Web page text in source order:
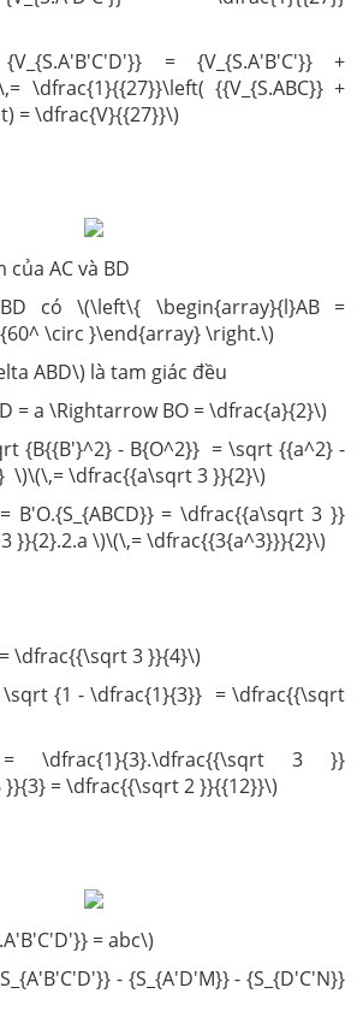
= {V_{S.A'B'C'}} +
\dfrac{1}{{27}}\left( {{V_{S.ABC}} +
= \dfrac{V}{{27}}\)
của AC và BD
có \(\left\{ \begin{array}{l}AB =
\circ }\end{array} \right.\)
ABD\) là tam giác đều
= a \Rightarrow BO = \dfrac{a}{2}\)
{B{{B'}^2} - B{O^2}} = \sqrt {{a^2} -
\)\(\,= \dfrac{{a\sqrt 3 }}{2}\)
B'O.{S_{ABCD}} = \dfrac{{a\sqrt 3 }}
}}{2}.2.a \)\(\,= \dfrac{{3{a^3}}}{2}\)
\dfrac{{\sqrt 3 }}{4}\)
{1 - \dfrac{1}{3}} = \dfrac{{\sqrt
3 }}
= \dfrac{{\sqrt 2 }}{{12}}\)
= abc\)
- {S_{A'D'M}} - {S_{D'C'N}}